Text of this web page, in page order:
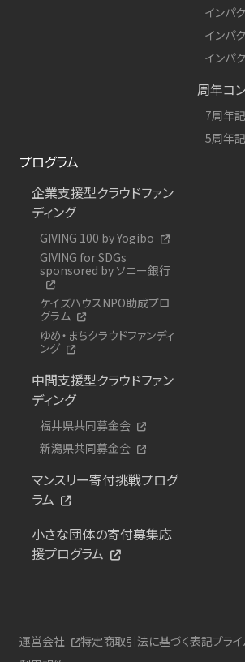
インパ
インパ
インパ
周年コ
7周年
5周年
プログラム
企業支援型クラウドファン
ディング
GIVING 100 by Yogibo
GIVING for SDGs
sponsored by ソニー銀行
ケイズハウスNPO助成プロ
グラム
ゆめ・まちクラウドファンディ
ング
中間支援型クラウドファン
ディング
福井県共同募金会
新潟県共同募金会
マンスリー寄付挑戦プログ
ラム
小さな団体の寄付募集応
援プログラム
運営会社 特定商取引法に基づく表記プラ